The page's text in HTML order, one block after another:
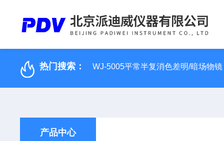
热门搜索： WJ-5005平常半复消色差明/暗场物
产品中心